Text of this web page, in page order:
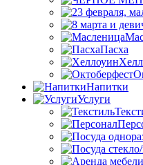
Пасха
Напитки
Услуги